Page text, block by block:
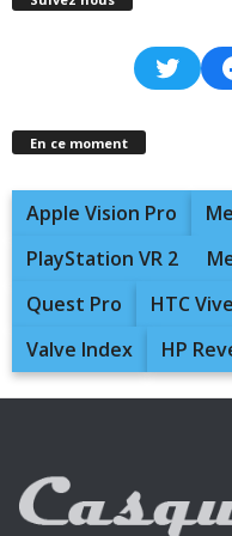
En ce moment
Apple Vision Pro
PlayStation VR 2
Quest Pro
HTC
Valve Index
HP